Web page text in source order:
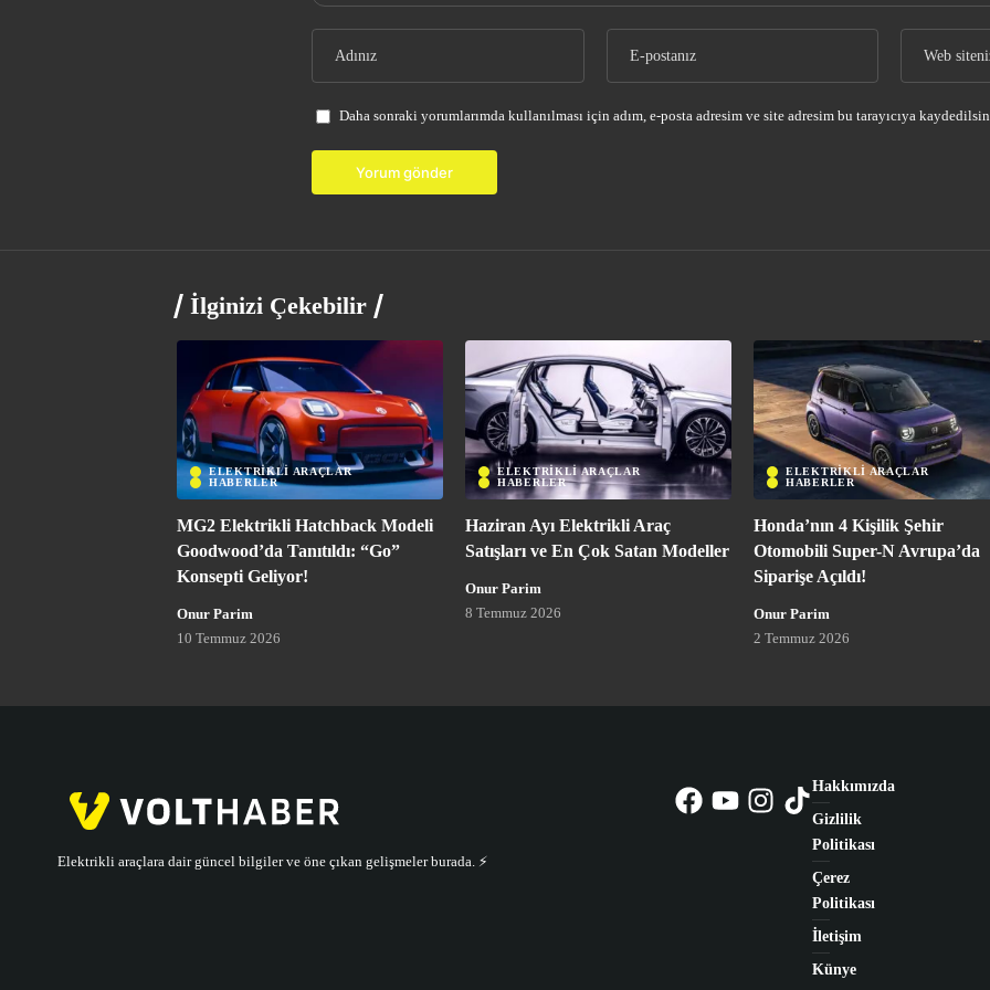
Daha sonraki yorumlarımda kullanılması için adım, e-posta adresim ve site adresim bu tarayıcıya
İlginizi Çekebilir
ELEKTRİKLİ ARAÇLAR
HABERLER
MG2 Elektrikli Hatchback Modeli
Goodwood’da Tanıtıldı: “Go”
Konsepti Geliyor!
Onur Parim
10 Temmuz 2026
ELEKTRİKLİ ARAÇLAR
HABERLER
Haziran Ayı Elektrikli Araç
Satışları ve En Çok Satan Modeller
Onur Parim
8 Temmuz 2026
ELEKTRİKLİ ARAÇLAR
HABERLER
Honda’nın 4 Kişilik Şehir
Otomobili Super-N Avrupa’da
Siparişe Açıldı!
Onur Parim
2 Temmuz 2026
Elektrikli araçlara dair güncel bilgiler ve öne çıkan gelişmeler burada. ⚡️
Hakkımızda
Gizlilik
Politikası
Çerez
Politikası
İletişim
Künye